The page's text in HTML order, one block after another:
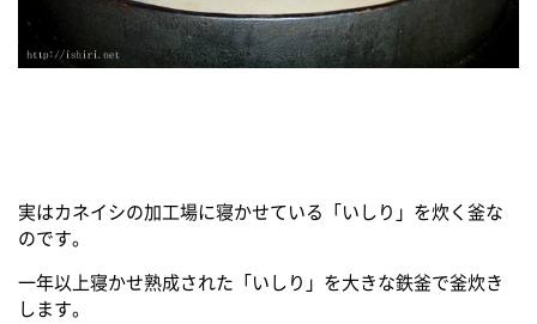
実はカネイシの加工場に寝かせている「いしり」を炊く釜な
のです。
一年以上寝かせ熟成された「いしり」を大きな鉄釜で釜炊き
します。